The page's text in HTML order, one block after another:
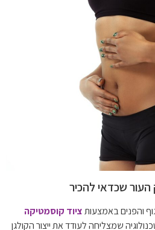
העור שכדאי להכיר
והפנים באמצעותציוד קוסמטיקה
שמצליחה לעודד את ייצור הקולגן